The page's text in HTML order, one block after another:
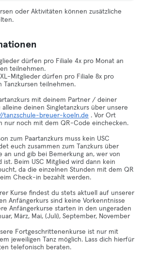
oder Aktivitäten können zusätzliche
dürfen pro Filiale 4x pro Monat an
teilnehmen.
XL-Mitglieder dürfen pro Filiale 8x pro
Tanzkursen teilnehmen.
mit deinem Partner / deiner
deinen Singletanzkurs über unsere
tanzschule-breuer-koeln.de . Vor Ort
nur noch mit dem QR-Code einchecken.
zum Paartanzkurs muss kein USC
euch zusammen zum Tanzkurs über
an und gib bei Bemerkung an, wer von
ist. Beim USC Mitglied wird dann kein
da die einzelnen Stunden mit dem QR
Check-in bezahlt werden.
Kurse findest du stets aktuell auf unserer
Anfängerkurs sind keine Vorkenntnisse
Anfängerkurse starten in den ungeraden
März, Mai, (Juli), September, November
Fortgeschrittenenkurse ist nur mit
jeweiligen Tanz möglich. Lass dich hierfür
telefonisch beraten.